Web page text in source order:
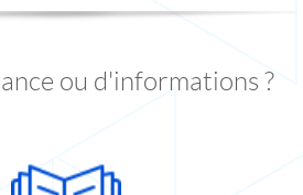
ou d'informations ?